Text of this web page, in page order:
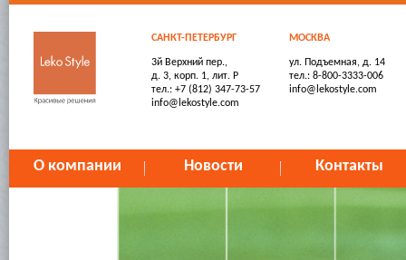
САНКТ-ПЕТЕРБУРГ
3й Верхний пер.,
д. 3, корп. 1, лит. Р
тел.: +7 (812) 347-73-57
info@lekostyle.com
МОСКВА
ул. Подъемная, д. 14
тел.: 8-800-3333-006
info@lekostyle.com
О компании Новости Контакты